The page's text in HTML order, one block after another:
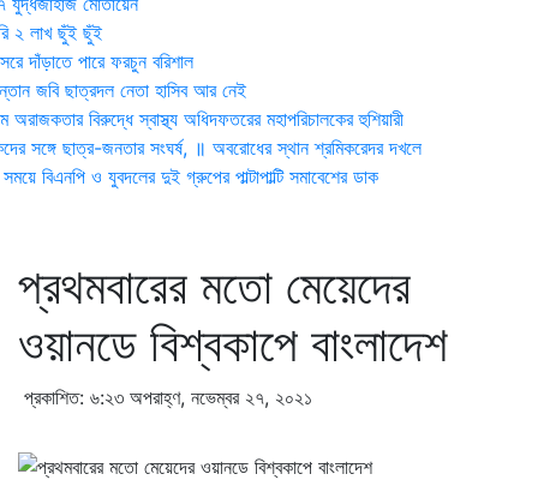
২ লাখ ছুঁই ছুঁই
দাঁড়াতে পারে ফরচুন বরিশাল
জবি ছাত্রদল নেতা হাসিব আর নেই
অরাজকতার বিরুদ্ধে স্বাস্থ্য অধিদফতরের মহাপরিচালকের হুশিয়ারী
সঙ্গে ছাত্র-জনতার সংঘর্ষ, ॥ অবরোধের স্থান শ্রমিকরেদর দখলে
বিএনপি ও যুবদলের দুই গ্রুপের পাল্টাপাল্টি সমাবেশের ডাক
প্রথমবারের মতো মেয়েদের
ওয়ানডে বিশ্বকাপে বাংলাদেশ
প্রকাশিত: ৬:২৩ অপরাহ্ণ, নভেম্বর ২৭, ২০২১